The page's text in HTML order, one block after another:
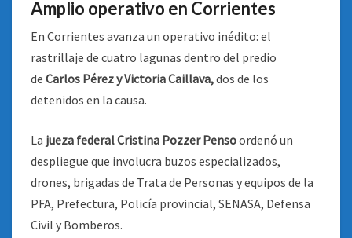
Amplio operativo en Corrientes
En Corrientes avanza un operativo inédito: el
rastrillaje de cuatro lagunas dentro del predio
de Carlos Pérez y Victoria Caillava,dos de los
detenidos en la causa.
La jueza federal Cristina Pozzer Pensoordenó un
despliegue que involucra buzos especializados,
drones, brigadas de Trata de Personas y equipos de la
PFA, Prefectura, Policía provincial, SENASA, Defensa
Civil y Bomberos.